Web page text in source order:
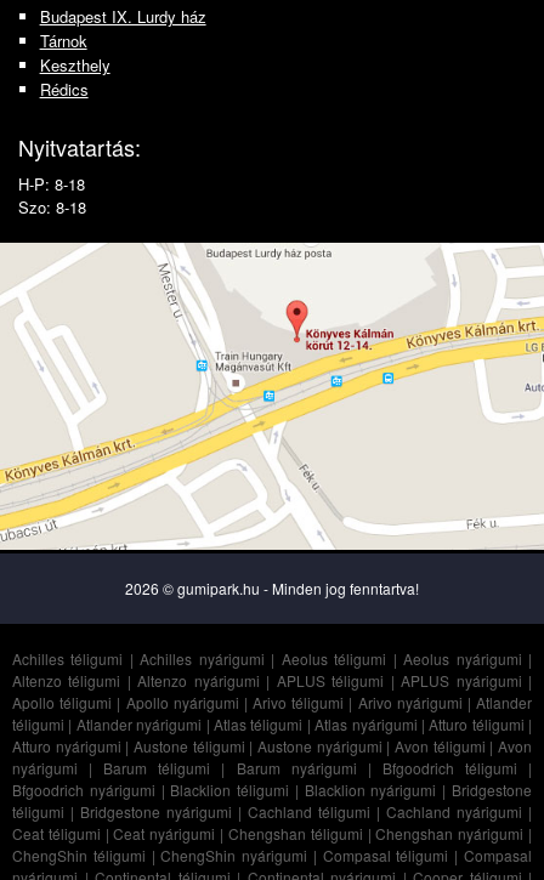
Budapest IX. Lurdy ház
Tárnok
Keszthely
Rédics
Nyitvatartás:
H-P: 8-18
Szo: 8-18
2026 © gumipark.hu - Minden jog fenntartva!
Achilles téligumi |Achilles nyárigumi | Aeolus téligumi |Aeolus nyárigumi |
Altenzo téligumi |Altenzo nyárigumi | APLUS téligumi |APLUS nyárigumi |
Apollo téligumi | Apollo nyárigumi |Arivo téligumi | Arivo nyárigumi |Atlander
téligumi | Atlander nyárigumi | Atlas téligumi |Atlas nyárigumi |Atturo téligumi |
Atturo nyárigumi |Austone téligumi |Austone nyárigumi |Avon téligumi |Avon
nyárigumi | Barum téligumi | Barum nyárigumi | Bfgoodrich téligumi |
Bfgoodrich nyárigumi | Blacklion téligumi | Blacklion nyárigumi | Bridgestone
téligumi | Bridgestone nyárigumi | Cachland téligumi | Cachland nyárigumi |
Ceat téligumi |Ceat nyárigumi | Chengshan téligumi |Chengshan nyárigumi |
ChengShin téligumi |ChengShin nyárigumi | Compasal téligumi |Compasal